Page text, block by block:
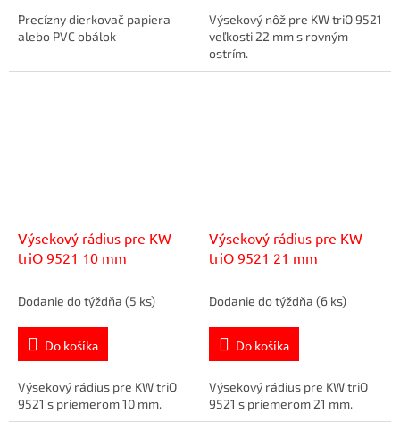
Precízny dierkovač papiera
alebo PVC obálok
Výsekový nôž pre KW triO 9521
veľkosti 22 mm s rovným
ostrím.
Výsekový rádius pre KW
triO 9521 10 mm
Dodanie do týždňa (5 ks)
Do košíka
Výsekový rádius pre KW triO
9521 s priemerom 10 mm.
Výsekový rádius pre KW
triO 9521 21 mm
Dodanie do týždňa (6 ks)
Do košíka
Výsekový rádius pre KW triO
9521 s priemerom 21 mm.